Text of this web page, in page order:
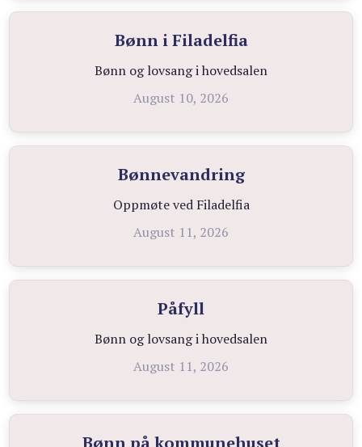
Bønn i Filadelfia
Bønn og lovsang i hovedsalen
August 10, 2026
Bønnevandring
Oppmøte ved Filadelfia
August 11, 2026
Påfyll
Bønn og lovsang i hovedsalen
August 11, 2026
Bønn på kommunehuset